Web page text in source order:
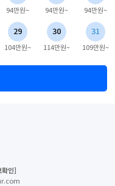
94만원~ 94만원~ 94만원~
29
104만원~
30
114만원~
31
109만원~
확인]